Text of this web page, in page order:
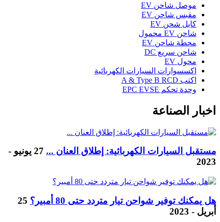
موصل شاحن EV
مقبس شاحن EV
كابل شحن EV
شاحن EV محمول
محطة شاحن EV
شاحن سريع DC
محول EV
اكسسوارات السيارات الكهربائية
اكتب A & Type B RCD
وحدة تحكم EPC EVSE
اخبار الصناعة
مستقبل السيارات الكهربائية: إطلاق العنان ...
27 يونيو -
2023
هل يمكنك توفير شواحن تيار متردد حتى 80 أمبير؟
25
أبريل - 2023